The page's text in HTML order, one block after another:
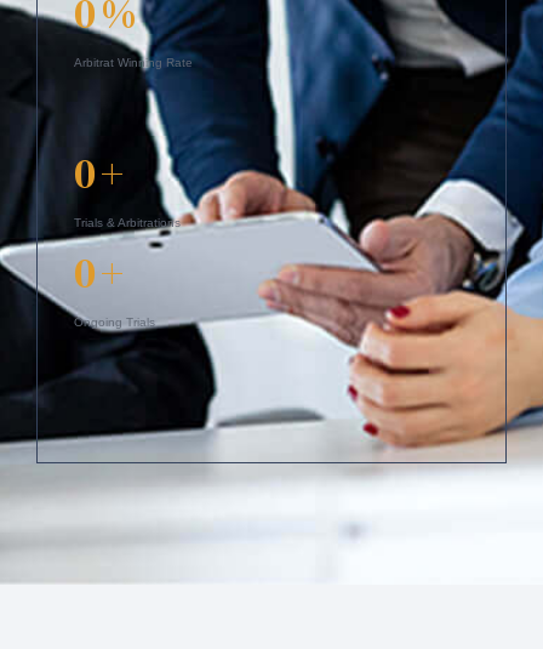
0%
Arbitrat Winning Rate
0+
Trials & Arbitrations
0+
Ongoing Trials